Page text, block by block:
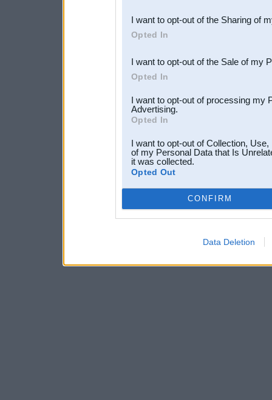
Downstream Participants
third parties.
I want to opt-out of the Sharing of
Opted In
I want to opt-out of the Sale of my
Opted In
I want to opt-out of processing my
Advertising.
Opted In
I want to opt-out of Collection,
of my Personal Data that Is
it was collected.
Opted Out
CONFIRM
Data Deletion